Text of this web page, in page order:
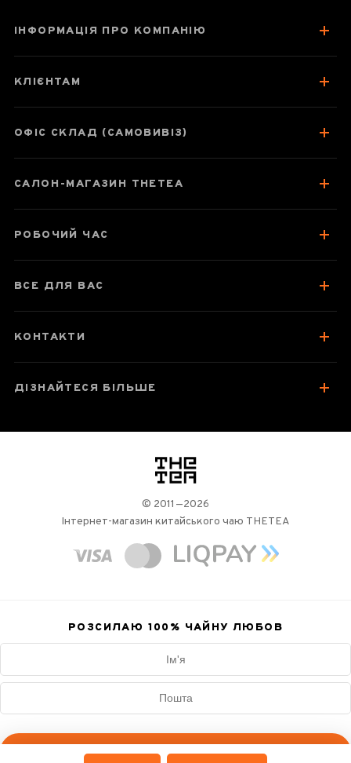
ІНФОРМАЦІЯ ПРО КОМПАНІЮ
КЛІЄНТАМ
ОФІС СКЛАД (САМОВИВІЗ)
САЛОН-МАГАЗИН THETEA
РОБОЧИЙ ЧАС
ВСЕ ДЛЯ ВАС
КОНТАКТИ
ДІЗНАЙТЕСЯ БІЛЬШЕ
логотип
© 2011—2026
Інтернет-магазин китайського чаю THETEA
РОЗСИЛАЮ 100% ЧАЙНУ ЛЮБОВ
Підписатись